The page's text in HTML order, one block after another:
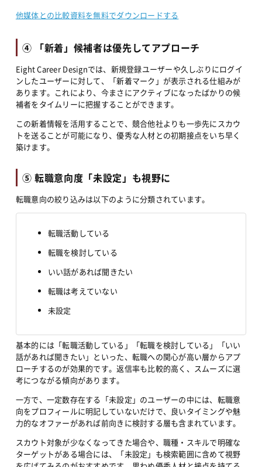
他媒体との比較資料を無料でダウンロードする
④ 「新着」候補者は優先してアプローチ
Eight Career Designでは、新規登録ユーザーや久しぶりにログイ
ンしたユーザーに対して、「新着マーク」が表示される仕組みが
あります。これにより、今まさにアクティブになったばかりの候
補者をタイムリーに把握することができます。
この新着情報を活用することで、競合他社よりも一歩先にスカウ
トを送ることが可能になり、優秀な人材との初期接点をいち早く
築けます。
⑤ 転職意向度「未設定」も視野に
転職意向の絞り込みは以下のように分類されています。
転職活動している
転職を検討している
いい話があれば聞きたい
転職は考えていない
未設定
基本的には「転職活動している」「転職を検討している」「いい
話があれば聞きたい」といった、転職への関心が高い層からアプ
ローチするのが効果的です。返信率も比較的高く、スムーズに選
考につながる傾向があります。
一方で、一定数存在する「未設定」のユーザーの中には、転職意
向をプロフィールに明記していないだけで、良いタイミングや魅
力的なオファーがあれば前向きに検討する層も含まれています。
スカウト対象が少なくなってきた場合や、職種・スキルで明確な
ターゲットがある場合には、「未設定」も検索範囲に含めて視野